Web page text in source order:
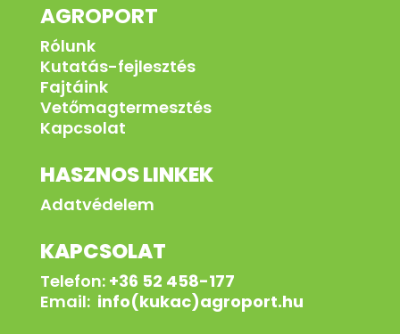
AGROPORT
Rólunk
Kutatás-fejlesztés
Fajtáink
Vetőmagtermesztés
Kapcsolat
HASZNOS LINKEK
Adatvédelem
KAPCSOLAT
Telefon: +36 52 458-177
Email: info(kukac)agroport.hu